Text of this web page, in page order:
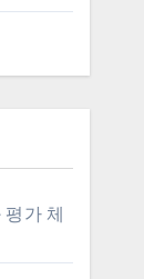
평가 체